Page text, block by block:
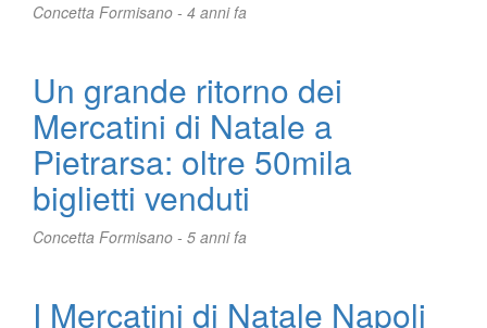
Concetta Formisano - 4 anni fa
Un grande ritorno dei
Mercatini di Natale a
Pietrarsa: oltre 50mila
biglietti venduti
Concetta Formisano - 5 anni fa
I Mercatini di Natale Napoli